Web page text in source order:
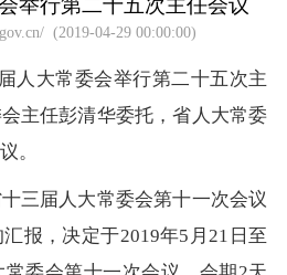
举行第二十五次主任会议
(2019-04-29 00:00:00)
人大常委会举行第二十五次主
主任彭清华委托，省人大常委
。
三届人大常委会第十一次会议
报，决定于2019年5月21日至